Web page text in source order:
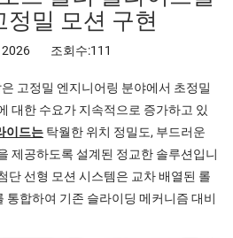
정밀 모션 구현
2026 조회수:111
고정밀 엔지니어링 분야에서 초정밀
대한 수요가 지속적으로 증가하고 있
이드는 탁월한 위치 정밀도, 부드러운
제공하도록 설계된 정교한 솔루션입니
단 선형 모션 시스템은 교차 배열된 롤
통합하여 기존 슬라이딩 메커니즘 대비